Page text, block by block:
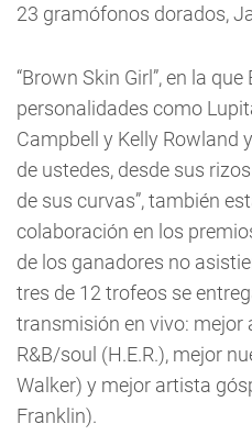
23 gramófonos dorados,
“Brown Skin Girl”, en la
personalidades como
Campbell y Kelly Rowland
de ustedes, desde sus
de sus curvas”, también
colaboración en los
de los ganadores no
tres de 12 trofeos se
transmisión en vivo: mejor
R&B/soul (H.E.R.), mejor
Walker) y mejor artista
Franklin).